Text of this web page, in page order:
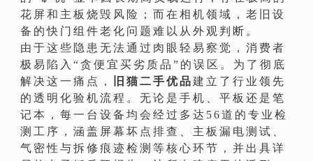
花屏和主板烧毁风险；而在相机领域，老旧设
备的快门组件老化问题难以从外观判断。
由于这些隐患无法通过肉眼轻易察觉，消费者
极易陷入“贪便宜买劣质品”的误区。为了彻底
解决这一痛点，
旧猫二手优品建立了行业领先
的透明化验机流程。无论是手机、平板还是笔
记本，每一台设备均会经过多达56道的专业检
测工序，涵盖屏幕坏点排查、主板漏电测试、
气密性与拆修痕迹检测等核心环节，并出具详